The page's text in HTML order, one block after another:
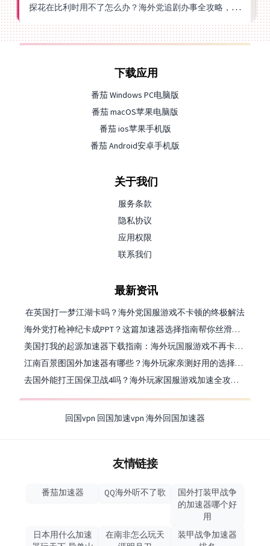
探花在比利时用不了怎么办？海外党追剧办事全攻略，选对加速器就够了
下载应用
番茄 Windows PC电脑版
番茄 macOS苹果电脑版
番茄 ios苹果手机版
番茄 Android安卓手机版
关于我们
服务条款
隐私协议
应用权限
联系我们
最新资讯
在英国打一梦江湖卡吗？海外党国服游戏不卡顿的终极解法
海外党打枪神纪卡成PPT？这篇加速器选择指南帮你丝滑上分
美国打我的起源加速器下载指南：海外玩国服游戏不再卡的终极方案
江南百景图国外加速器有哪些？海外玩家亲测好用的选择与避坑指南
去国外能打王国保卫战4吗？海外玩家国服游戏加速全攻略（附公主连结幻想江湖实测）
回国vpn 回国加速vpn 海外回国加速器
友情链接
番茄加速器 QQ海外听不了歌
国外打装甲战争
的加速器哪个好
用
日本用什么加速
在南非怎么玩天
装甲战争加速器